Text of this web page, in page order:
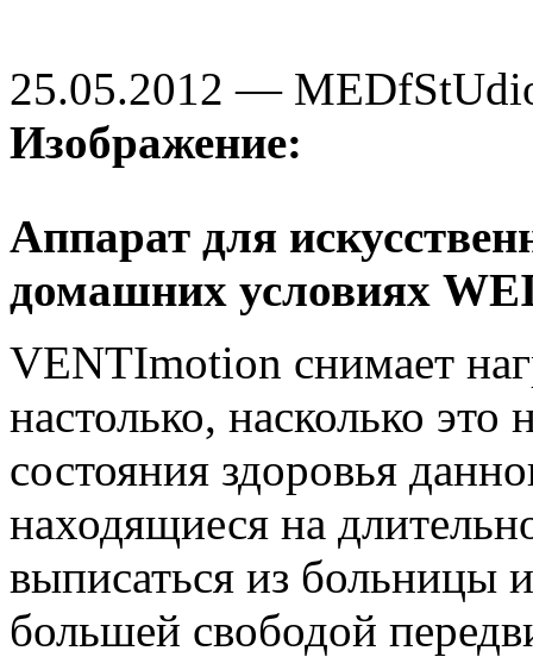
25.05.2012 —
Изображение:
Аппарат для
домашних условиях
VENTImotion снимает
настолько, насколько
состояния здоровья
находящиеся на
выписаться из больницы
большей свободой